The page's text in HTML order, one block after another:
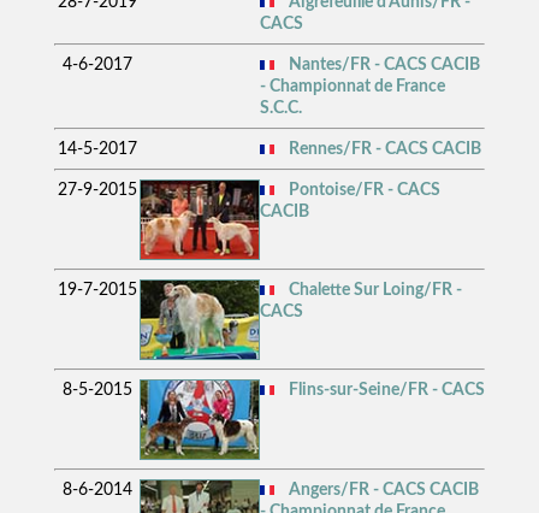
CACS
4-6-2017
Nantes/FR - CACS CACIB
- Championnat de France
S.C.C.
14-5-2017 Rennes/FR - CACS CACIB
27-9-2015
Pontoise/FR - CACS
CACIB
19-7-2015
Chalette Sur Loing/FR -
CACS
8-5-2015 Flins-sur-Seine/FR - CACS
8-6-2014
Angers/FR - CACS CACIB